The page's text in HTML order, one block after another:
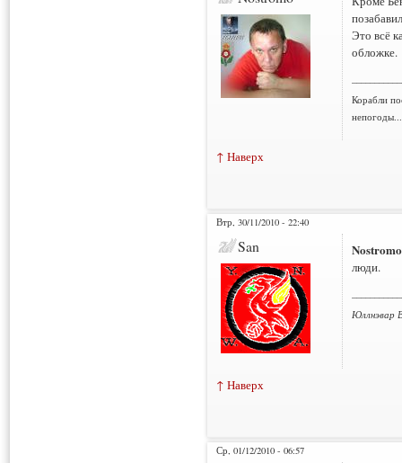
Это всё
обложке.
Корабли
↑ Наверх
Втр, 30/11/2010 - 22:40
San Nostromo
люди.
Юллнэвар
↑ Наверх
Ср, 01/12/2010 - 06:57